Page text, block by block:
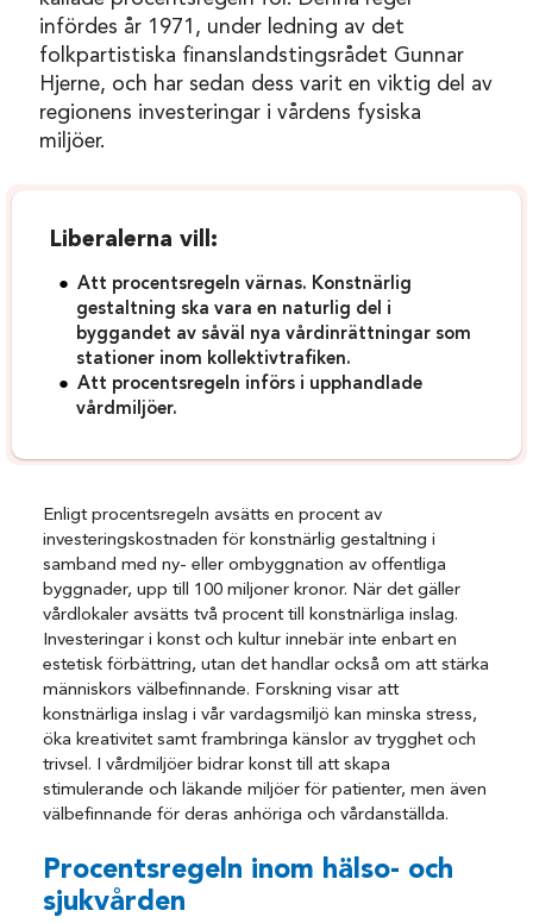
infördes år 1971, under ledning av det
folkpartistiska finanslandstingsrådet Gunnar
Hjerne, och har sedan dess varit en viktig del av
regionens investeringar i vårdens fysiska
miljöer.
Liberalerna vill:
Att procentsregeln värnas. Konstnärlig
gestaltning ska vara en naturlig del i
byggandet av såväl nya vårdinrättningar som
stationer inom kollektivtrafiken.
Att procentsregeln införs i upphandlade
vårdmiljöer.
Enligt procentsregeln avsätts en procent av
investeringskostnaden för konstnärlig gestaltning i
samband med ny- eller ombyggnation av offentliga
byggnader, upp till 100 miljoner kronor. När det gäller
vårdlokaler avsätts två procent till konstnärliga inslag.
Investeringar i konst och kultur innebär inte enbart en
estetisk förbättring, utan det handlar också om att stärka
människors välbefinnande. Forskning visar att
konstnärliga inslag i vår vardagsmiljö kan minska stress,
öka kreativitet samt frambringa känslor av trygghet och
trivsel. I vårdmiljöer bidrar konst till att skapa
stimulerande och läkande miljöer för patienter, men även
välbefinnande för deras anhöriga och vårdanställda.
Procentsregeln inom hälso- och
sjukvården